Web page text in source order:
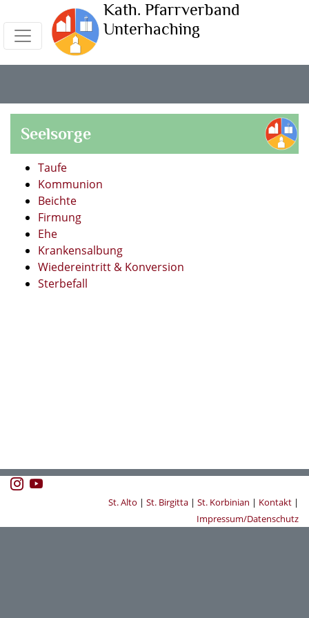
Kath. Pfarrverband
Unterhaching
Seelsorge
Taufe
Kommunion
Beichte
Firmung
Ehe
Krankensalbung
Wiedereintritt & Konversion
Sterbefall
St. Alto | St. Birgitta | St. Korbinian | Kontakt |
Impressum/Datenschutz